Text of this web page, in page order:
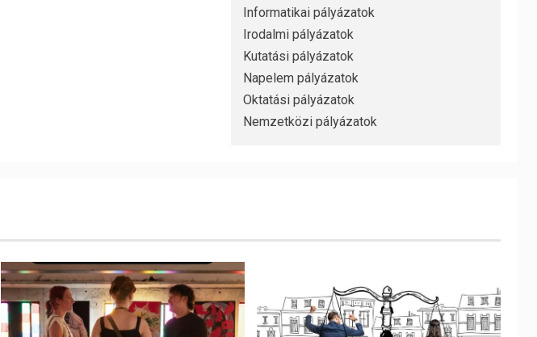
Informatikai pályázatok
Irodalmi pályázatok
Kutatási pályázatok
Napelem pályázatok
Oktatási pályázatok
Nemzetközi pályázatok